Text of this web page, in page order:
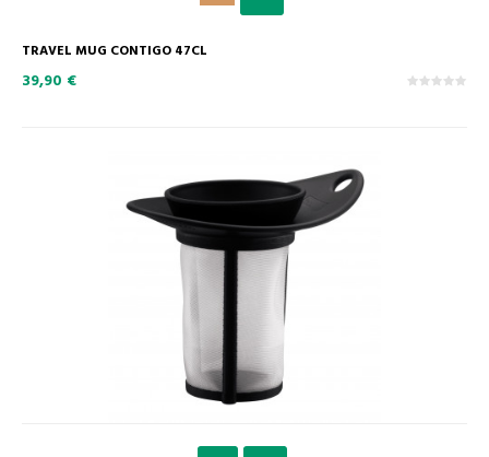
TRAVEL MUG CONTIGO 47CL
39,90 €